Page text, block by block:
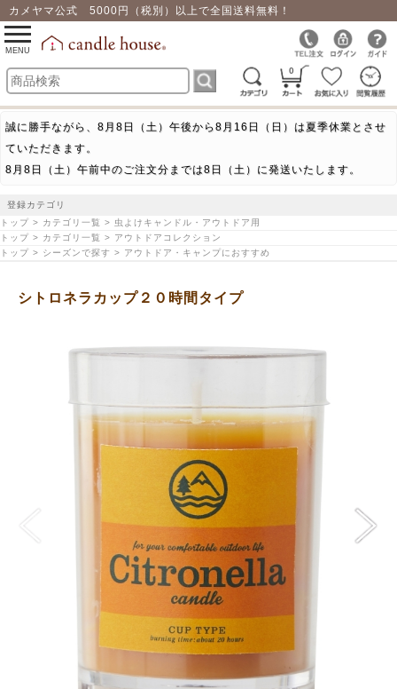
カメヤマ公式 5000円（税別）以上で全国送料無料！
0
toggle
navigation
MENU
誠に勝手ながら、8月8日（土）午後から8月16日（日）は夏季休業とさせ
ていただきます。
8月8日（土）午前中のご注文分までは8日（土）に発送いたします。
登録カテゴリ
トップ > カテゴリ一覧 > 虫よけキャンドル・アウトドア用
トップ > カテゴリ一覧 > アウトドアコレクション
トップ > シーズンで探す > アウトドア・キャンプにおすすめ
シトロネラカップ２０時間タイプ